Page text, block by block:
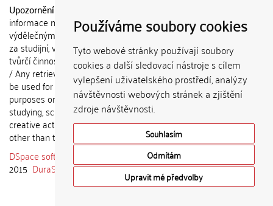
Používáme soubory cookies
Tyto webové stránky používají soubory
cookies a další sledovací nástroje s cílem
vylepšení uživatelského prostředí, analýzy
návštěvnosti webových stránek a zjištění
zdroje návštěvnosti.
Souhlasím
Odmítám
Upravit mé předvolby
Upozornění / Notice:
informace nemohou být použity k
výdělečným účelům nebo vydávány
za studijní, vědeckou nebo jinou
tvůrčí činnost jiné osoby než autora.
/ Any retrieved information shall not
be used for any commercial
purposes or claimed as results of
studying, scientific or any other
creative activities of any person
other than the author.
DSpace software
copyright © 2002-
2015 DuraSpace